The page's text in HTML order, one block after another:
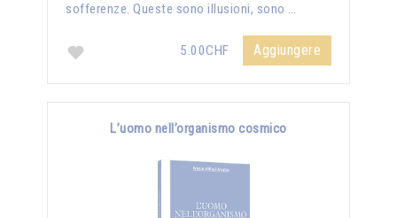
sofferenze. Queste sono illusioni, sono …
5.00CHF Aggiungere
L’uomo nell’organismo cosmico